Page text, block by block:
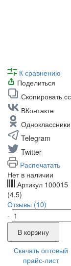
К сравнению
Поделиться
Скопировать
ВКонтакте
Одноклассники
Telegram
Twitter
Распечатать
Нет в наличии
Артикул 100015
(4.5)
Отзывы (10)
-
В корзину
Скачать оптовый
прайс-лист